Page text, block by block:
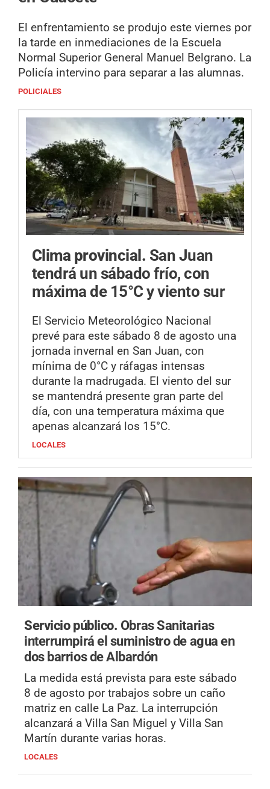
El enfrentamiento se produjo este viernes por
la tarde en inmediaciones de la Escuela
Normal Superior General Manuel Belgrano. La
Policía intervino para separar a las alumnas.
POLICIALES
Clima provincial. San Juan
tendrá un sábado frío, con
máxima de 15°C y viento sur
El Servicio Meteorológico Nacional
prevé para este sábado 8 de agosto una
jornada invernal en San Juan, con
mínima de 0°C y ráfagas intensas
durante la madrugada. El viento del sur
se mantendrá presente gran parte del
día, con una temperatura máxima que
apenas alcanzará los 15°C.
LOCALES
Servicio público. Obras Sanitarias
interrumpirá el suministro de agua en
dos barrios de Albardón
La medida está prevista para este sábado
8 de agosto por trabajos sobre un caño
matriz en calle La Paz. La interrupción
alcanzará a Villa San Miguel y Villa San
Martín durante varias horas.
LOCALES